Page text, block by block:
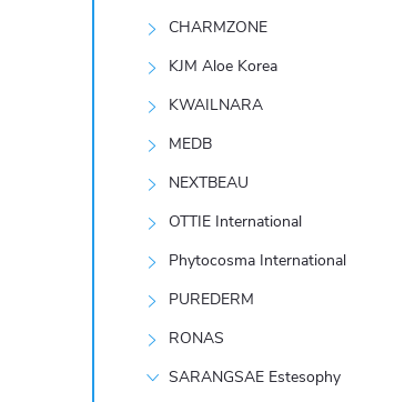
CHARMZONE
KJM Aloe Korea
KWAILNARA
MEDB
NEXTBEAU
OTTIE International
Phytocosma International
PUREDERM
RONAS
SARANGSAE Estesophy